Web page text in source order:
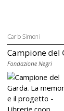
Carlo Simoni
Campione del
Fondazione Negri